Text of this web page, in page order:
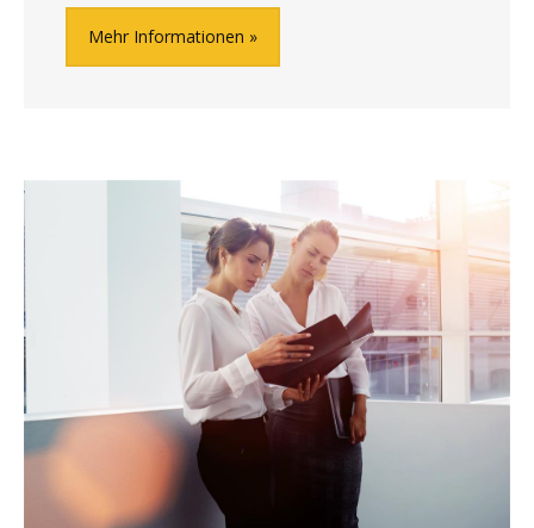
Mehr Informationen